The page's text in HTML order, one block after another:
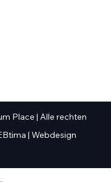
Place | Alle rechten
| Webdesign